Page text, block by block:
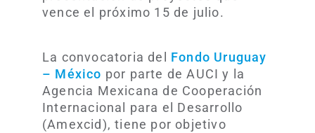
vence el próximo 15 de julio.
La convocatoria del Fondo Uruguay
– México por parte de AUCI y la
Agencia Mexicana de Cooperación
Internacional para el Desarrollo
(Amexcid), tiene por objetivo